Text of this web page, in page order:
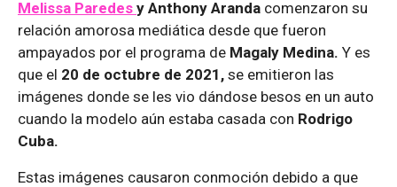
Melissa Paredes y Anthony Aranda comenzaron su
relación amorosa mediática desde que fueron
ampayados por el programa de Magaly Medina. Y es
que el 20 de octubre de 2021, se emitieron las
imágenes donde se les vio dándose besos en un auto
cuando la modelo aún estaba casada con Rodrigo
Cuba.
Estas imágenes causaron conmoción debido a que